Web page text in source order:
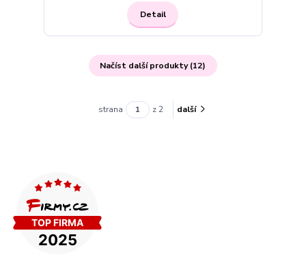
Detail
Načíst další produkty (12)
strana z 2 další